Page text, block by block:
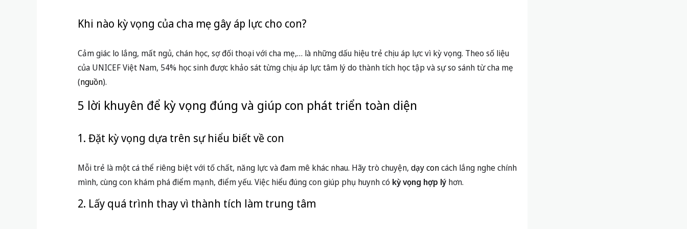
1. Đặt kỳ vọng dựa trên sự hiểu biết về con
mình, cùng con khám phá điểm mạnh, điểm yếu. Việc hiểu đúng con giúp phụ huynh cókỳ vọng hợp lýhơn.
2. Lấy quá trình thay vì thành tích làm trung tâm
Đừng chỉ chăm chăm vào điểm số hay giải thưởng; hãy ghi nhận mọi cố gắng và tiến bộ của con. Nghiên cứu từ ĐH
trong mọi thử thách cuộc sống. Xem thêm những kinh nghiệm thực tế tại chuyên mục
3. Khích lệ vừa đủ, đồng thời biết lắng nghe
Khuyến khích con chứ không áp đặt, đồng thời lắng nghe suy nghĩ, cảm xúc thực của trẻ sẽ giúp con cảm thấy được tôn
trọng và phát triển tư duy độc lập.